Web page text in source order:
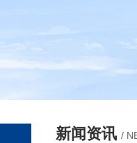
新闻资讯 /